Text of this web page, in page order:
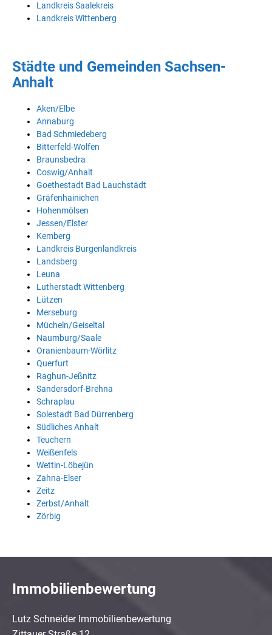
Landkreis Saalekreis
Landkreis Wittenberg
Städte und Gemeinden Sachsen-
Anhalt
Aken/Elbe
Annaburg
Bad Schmiedeberg
Bitterfeld-Wolfen
Braunsbedra
Coswig/Anhalt
Goethestadt Bad Lauchstädt
Gräfenhainichen
Hohenmölsen
Jessen/Elster
Kemberg
Landkreis Burgenlandkreis
Landsberg
Leuna
Lutherstadt Wittenberg
Lützen
Merseburg
Mücheln/Geiseltal
Naumburg/Saale
Oranienbaum-Wörlitz
Querfurt
Raghun-Jeßnitz
Sandersdorf-Brehna
Schraplau
Solestadt Bad Dürrenberg
Südliches Anhalt
Teuchern
Weißenfels
Wettin-Löbejün
Zahna-Elser
Zeitz
Zerbst/Anhalt
Zörbig
Immobilienbewertung
Lutz Schneider Immobilienbewertung